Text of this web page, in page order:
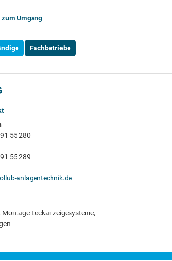
Umgang
Fachbetriebe
55 280
55 289
anlagentechnik.de
Leckanzeigesysteme,